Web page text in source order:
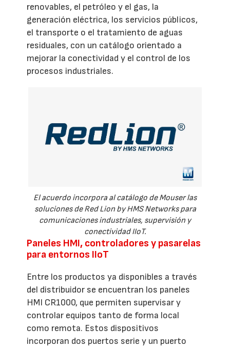
renovables, el petróleo y el gas, la
generación eléctrica, los servicios públicos,
el transporte o el tratamiento de aguas
residuales, con un catálogo orientado a
mejorar la conectividad y el control de los
procesos industriales.
El acuerdo incorpora al catálogo de Mouser las
soluciones de Red Lion by HMS Networks para
comunicaciones industriales, supervisión y
conectividad IIoT.
Paneles HMI, controladores y pasarelas
para entornos IIoT
Entre los productos ya disponibles a través
del distribuidor se encuentran los paneles
HMI CR1000, que permiten supervisar y
controlar equipos tanto de forma local
como remota. Estos dispositivos
incorporan dos puertos serie y un puerto